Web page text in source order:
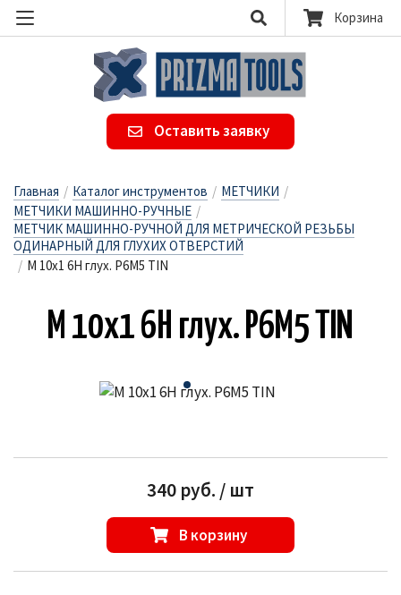
Корзина
Оставить заявку
Главная / Каталог инструментов / МЕТЧИКИ /
МЕТЧИКИ МАШИННО-РУЧНЫЕ /
МЕТЧИК МАШИННО-РУЧНОЙ ДЛЯ МЕТРИЧЕСКОЙ РЕЗЬБЫ
ОДИНАРНЫЙ ДЛЯ ГЛУХИХ ОТВЕРСТИЙ
/ М 10х1 6H глух. Р6М5 TIN
М 10х1 6H глух. Р6М5 TIN
340 руб. / шт
В корзину